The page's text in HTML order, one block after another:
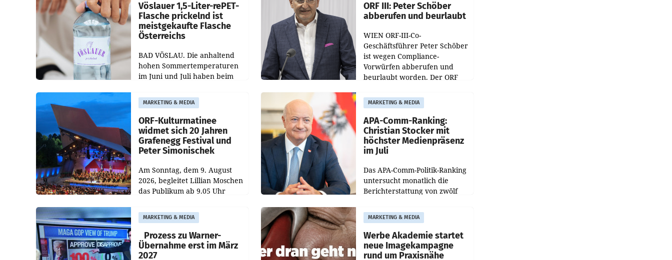
Vöslauer 1,5-Liter-rePET-
Flasche prickelnd ist
meistgekaufte Flasche
Österreichs
BAD VÖSLAU. Die anhaltend
hohen Sommertemperaturen
im Juni und Juli haben beim
Getränkehersteller Vöslauer zu
deutlichen Absatzzuwächsen
geführt. Während
ORF III: Peter Schöber
abberufen und beurlaubt
WIEN ORF-III-Co-
Geschäftsführer Peter Schöber
ist wegen Compliance-
Vorwürfen abberufen und
beurlaubt worden. Der ORF
entsprechende
Medienberichte.
MARKETING & MEDIA
ORF-Kulturmatinee
widmet sich 20 Jahren
Grafenegg Festival und
Peter Simonischek
Am Sonntag, dem 9. August
2026, begleitet Lillian Moschen
das Publikum ab 9.05 Uhr
„Kulturmatinee“. Die Sendung
startet mit der Dokumentation
„20 Jahre Grafenegg
MARKETING & MEDIA
APA-Comm-Ranking:
Christian Stocker mit
höchster Medienpräsenz
im Juli
Das APA-Comm-Politik-Ranking
untersucht monatlich die
Berichterstattung von zwölf
Tageszeitungen und analysiert,
welche Politikerinnen und
Politiker Österreichs die
MARKETING & MEDIA
Prozess zu Warner-
Übernahme erst im März
2027
MARKETING & MEDIA
Werbe Akademie startet
neue Imagekampagne
rund um Praxisnähe